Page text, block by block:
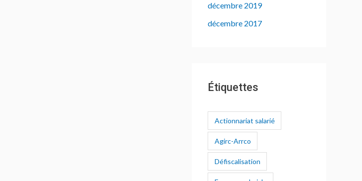
décembre 2019
décembre 2017
Étiquettes
Actionnariat salarié
Agirc-Arrco
Défiscalisation